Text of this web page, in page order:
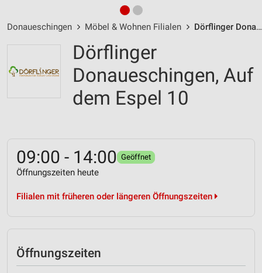
Donaueschingen Möbel & Wohnen Filialen Dörflinger Donaueschingen / Auf dem Espel 10 - Öffnungszeiten & Adresse
Dörflinger
Donaueschingen, Auf
dem Espel 10
09:00 - 14:00 Geöffnet
Öffnungszeiten heute
Filialen mit früheren oder längeren Öffnungszeiten
Öffnungszeiten